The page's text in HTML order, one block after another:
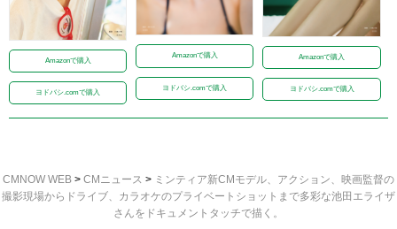
Amazonで購入
ヨドバシ.comで購入
Amazonで購入
ヨドバシ.comで購入
Amazonで購入
ヨドバシ.comで購入
CMNOW WEB > CMニュース > ミンティア新CMモデル、アクション、映画監督の
撮影現場からドライブ、カラオケのプライベートショットまで多彩な池田エライザ
さんをドキュメントタッチで描く。